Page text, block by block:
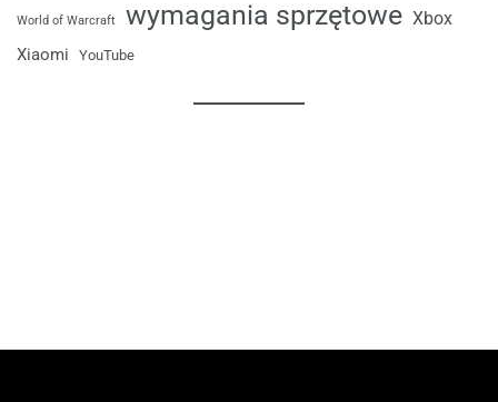
World of Warcraft wymagania sprzętowe Xbox
Xiaomi YouTube